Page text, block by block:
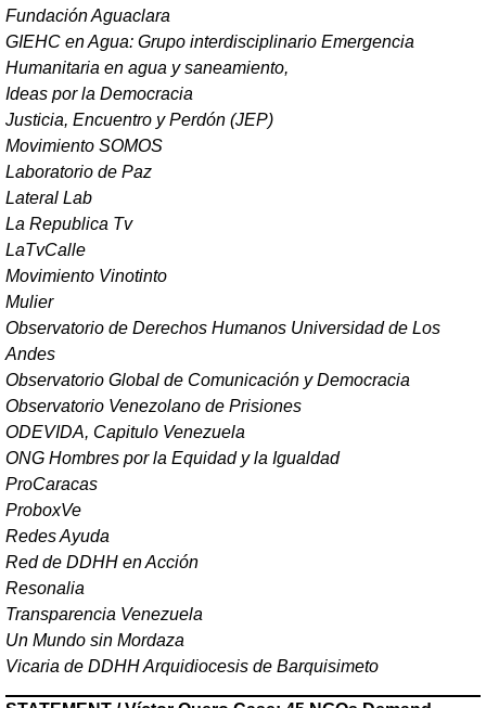
Fundación Aguaclara
GIEHC en Agua: Grupo interdisciplinario Emergencia
Humanitaria en agua y saneamiento,
Ideas por la Democracia
Justicia, Encuentro y Perdón (JEP)
Movimiento SOMOS
Laboratorio de Paz
Lateral Lab
La Republica Tv
LaTvCalle
Movimiento Vinotinto
Mulier
Observatorio de Derechos Humanos Universidad de Los
Andes
Observatorio Global de Comunicación y Democracia
Observatorio Venezolano de Prisiones
ODEVIDA, Capitulo Venezuela
ONG Hombres por la Equidad y la Igualdad
ProCaracas
ProboxVe
Redes Ayuda
Red de DDHH en Acción
Resonalia
Transparencia Venezuela
Un Mundo sin Mordaza
Vicaria de DDHH Arquidiocesis de Barquisimeto